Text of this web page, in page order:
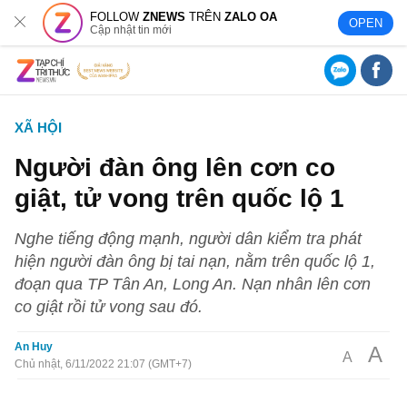
FOLLOWZNEWS TRÊNZALO OA
Cập nhật tin mới OPEN
XÃ HỘI
Người đàn ông lên cơn co
giật, tử vong trên quốc lộ 1
Nghe tiếng động mạnh, người dân kiểm tra phát
hiện người đàn ông bị tai nạn, nằm trên quốc lộ 1,
đoạn qua TP Tân An, Long An. Nạn nhân lên cơn
co giật rồi tử vong sau đó.
An Huy
Chủ nhật, 6/11/2022 21:07 (GMT+7)
A A